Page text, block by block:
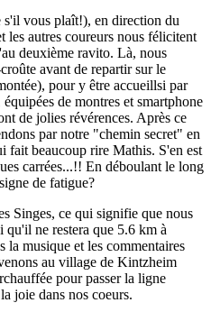
s'il vous plaît!), en direction du
les autres coureurs nous félicitent
deuxième ravito. Là, nous
avant de repartir sur le
pour y être accueillsi par
de montres et smartphone
de jolies révérences. Après ce
par notre "chemin secret" en
fait beaucoup rire Mathis. S'en est
carrées...!! En déboulant le long
de fatigue?
Singes, ce qui signifie que nous
qu'il ne restera que 5.6 km à
la musique et les commentaires
au village de Kintzheim
pour passer la ligne
joie dans nos coeurs.